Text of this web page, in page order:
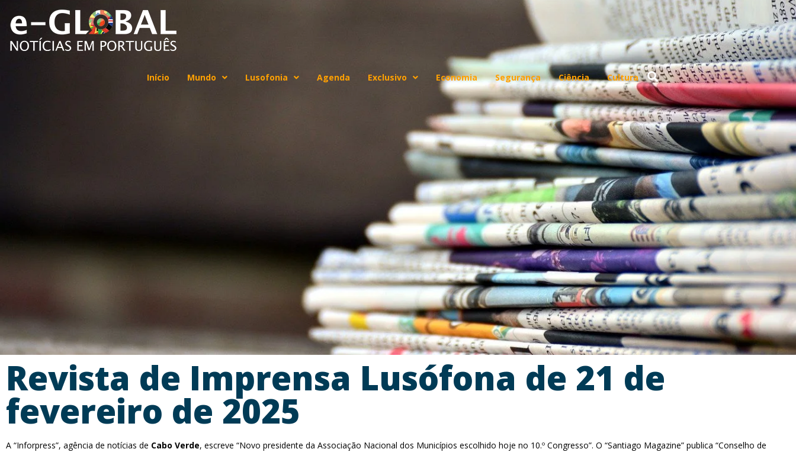
Início Mundo Lusofonia Agenda Exclusivo Economia Segurança Ciência Cultura
Revista de Imprensa Lusófona de 21 de
fevereiro de 2025
A “Inforpress”, agência de notícias de Cabo Verde, escreve “Novo presidente da Associação Nacional dos Municípios escolhido hoje no 10.º Congresso”. O “Santiago Magazine” publica “Conselho de